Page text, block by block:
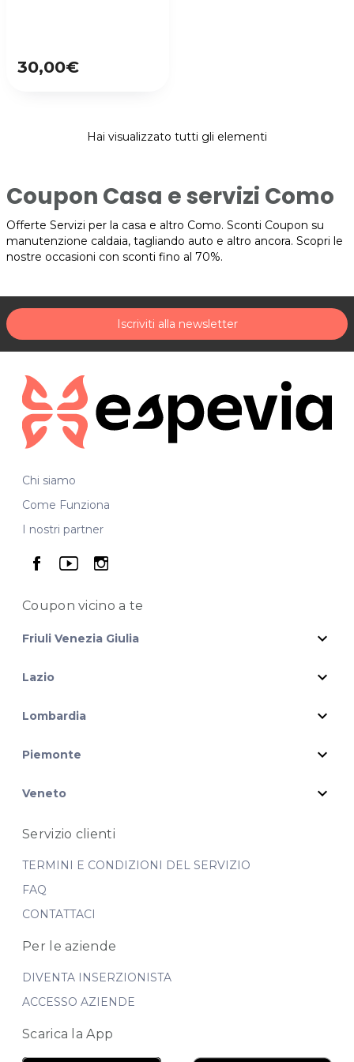
30,00€
Hai visualizzato tutti gli elementi
Coupon Casa e servizi Como
Offerte Servizi per la casa e altro Como. Sconti Coupon su
manutenzione caldaia, tagliando auto e altro ancora. Scopri le
nostre occasioni con sconti fino al 70%.
Iscriviti alla newsletter
Chi siamo
Come Funziona
I nostri partner
seguici su facebook
seguici su youtube
seguici su instagram
Coupon vicinoa te
Friuli Venezia Giulia expand_more
Lazio expand_more
Lombardia expand_more
Piemonte expand_more
Veneto expand_more
Servizio clienti
TERMINI E CONDIZIONI DEL SERVIZIO
FAQ
CONTATTACI
Per le aziende
DIVENTA INSERZIONISTA
ACCESSO AZIENDE
Scarica la App